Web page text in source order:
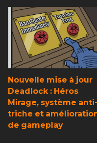
Nouvelle mise à jour
Deadlock : Héros
Mirage, système anti-
triche et
de gameplay